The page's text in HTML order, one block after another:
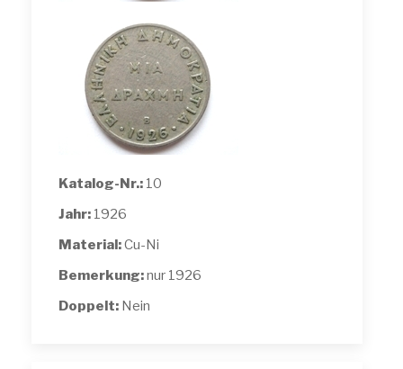
Katalog-Nr.: 10
Jahr: 1926
Material:Cu-Ni
Bemerkung:nur 1926
Doppelt: Nein